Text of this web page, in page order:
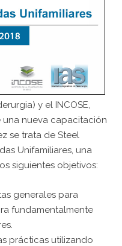
y el INCOSE,
una nueva capacitación
se trata de Steel
Unifamiliares, una
siguientes objetivos:
generales para
fundamentalmente
prácticas utilizando